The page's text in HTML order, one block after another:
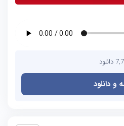
و دانلود